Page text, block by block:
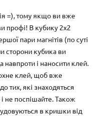
=), тому якщо ви вже
профі! В кубику 2х2
пари магнітів (по суті
сторони кубика ви
навпроти і наносити клей.
клей, щоб вже
тих, які знаходяться
не поспішайте. Також
в кришки від